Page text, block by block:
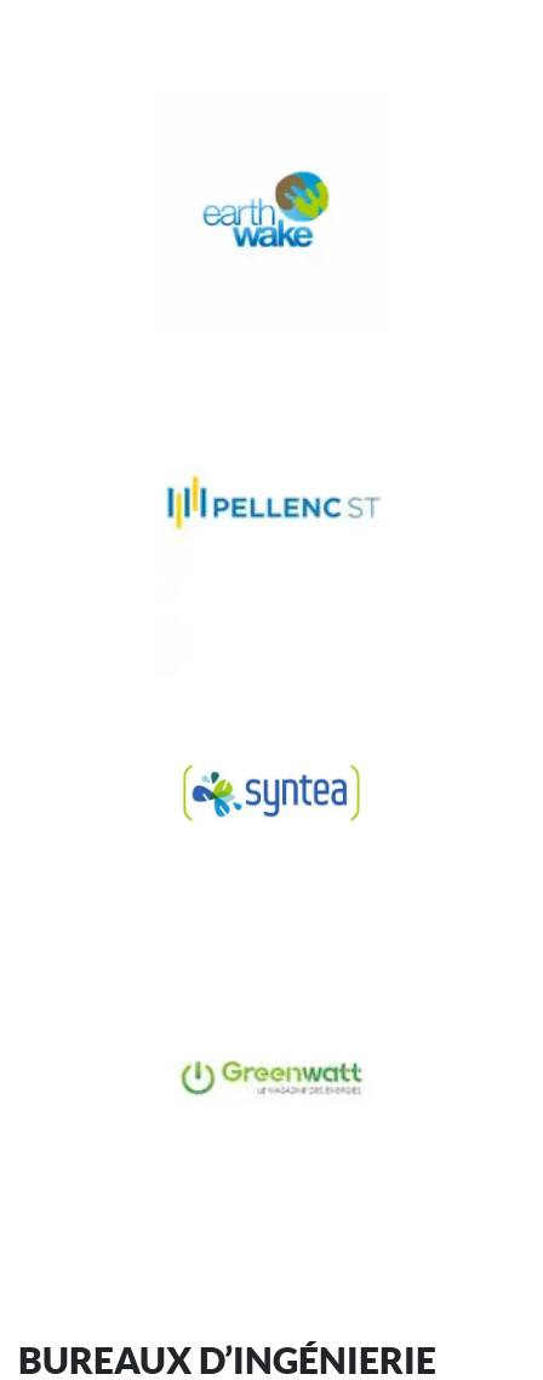
BUREAUX D’INGÉNIERIE